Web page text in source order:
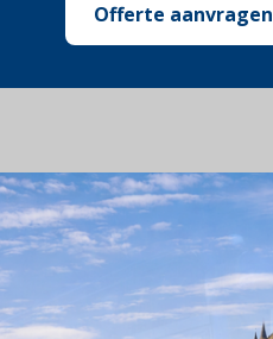
Offerte aanvragen